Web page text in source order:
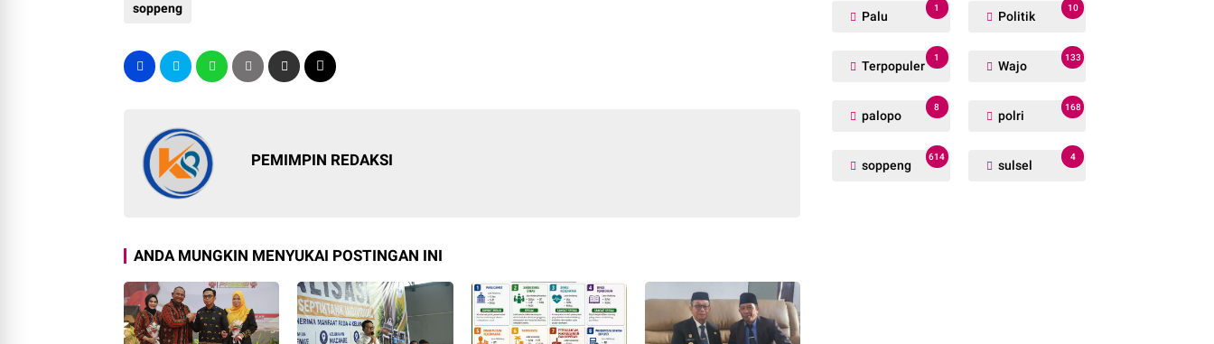
soppeng
PEMIMPIN REDAKSI
ANDA MUNGKIN MENYUKAI POSTINGAN INI
Palu
1
Politik
10
Terpopuler
1
Wajo
133
palopo
8
polri
168
soppeng
614
sulsel
4